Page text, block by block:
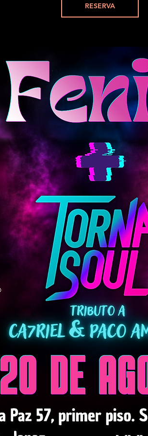
RESERVA